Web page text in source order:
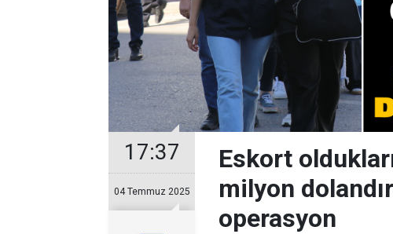
17:37
04 Temmuz 2025
Eskort
milyon
operasyon